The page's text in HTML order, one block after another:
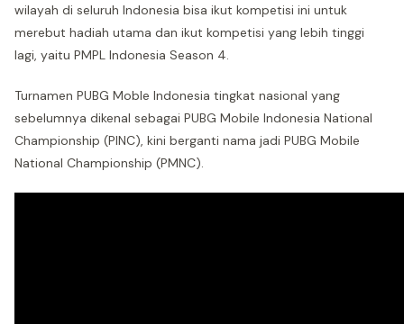
wilayah di seluruh Indonesia bisa ikut kompetisi ini untuk
merebut hadiah utama dan ikut kompetisi yang lebih tinggi
lagi, yaitu PMPL Indonesia Season 4.
Turnamen PUBG Moble Indonesia tingkat nasional yang
sebelumnya dikenal sebagai PUBG Mobile Indonesia National
Championship (PINC), kini berganti nama jadi PUBG Mobile
National Championship (PMNC).